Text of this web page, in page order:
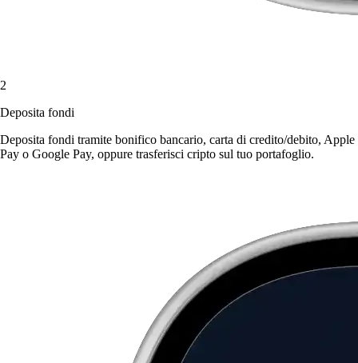
2
Deposita fondi
Deposita fondi tramite bonifico bancario, carta di credito/debito, Apple
Pay o Google Pay, oppure trasferisci cripto sul tuo portafoglio.